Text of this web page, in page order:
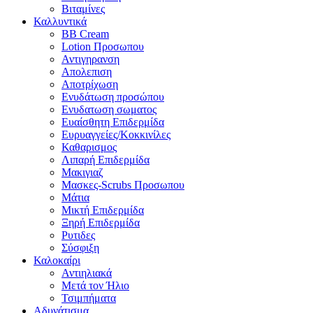
Βιταμίνες
Καλλυντικά
BB Cream
Lotion Προσωπου
Αντιγηρανση
Απολεπιση
Αποτρίχωση
Ενυδάτωση προσώπου
Ενυδατωση σωματος
Ευαίσθητη Επιδερμίδα
Ευρυαγγείες/Κοκκινίλες
Καθαρισμος
Λιπαρή Επιδερμίδα
Μακιγιαζ
Μασκες-Scrubs Προσωπου
Μάτια
Μικτή Επιδερμίδα
Ξηρή Επιδερμίδα
Ρυτιδες
Σύσφιξη
Καλοκαίρι
Αντιηλιακά
Μετά τον Ήλιο
Τσιμπήματα
Αδυνάτισμα